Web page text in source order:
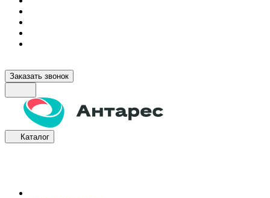
Заказать звонок
Каталог